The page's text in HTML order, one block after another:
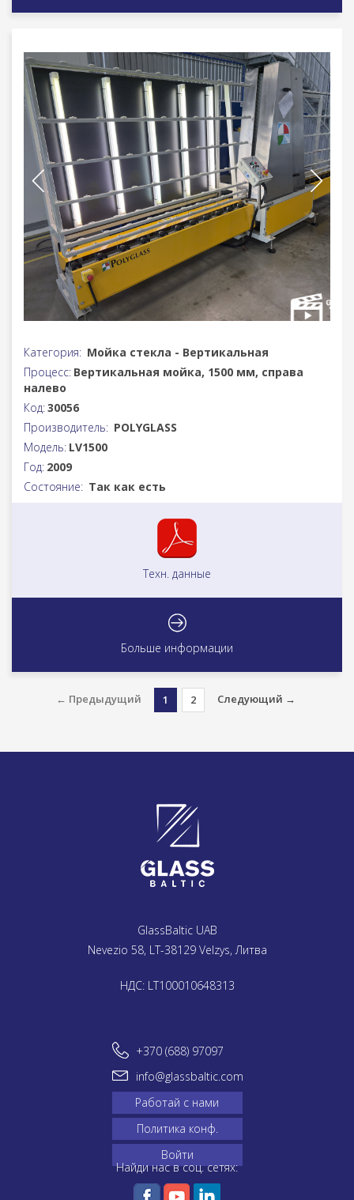
Категория: Мойка стекла - Вертикальная
Процесс: Вертикальная мойка, 1500 мм, справа
налево
Код:30056
Производитель: POLYGLASS
Модель: LV1500
Год: 2009
Состояние: Так как есть
Техн. данные
Больше информации
← Предыдущий 1 2 Следующий →
GlassBaltic UAB
Nevezio 58, LT-38129 Velzys, Литва
НДС: LT100010648313
+370 (688) 97097
info@glassbaltic.com
Работай с нами
Политика конф.
Войти
Найди нас в соц. сетях: